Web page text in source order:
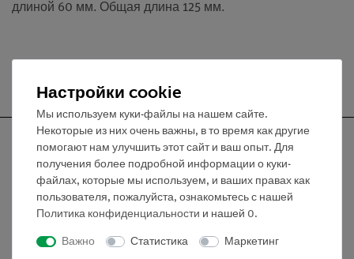
длиной 60 мм. Общая длина 125 мм.
Nach oben
Информация
Настройки cookie
Мы используем куки-файлы на нашем сайте.
Некоторые из них очень важны, в то время как другие
помогают нам улучшить этот сайт и ваш опыт. Для
получения более подробной информации о куки-
файлах, которые мы используем, и ваших правах как
пользователя, пожалуйста, ознакомьтесь с нашей
Политика конфиденциальности и нашей 0.
Важно Статистика Маркетинг